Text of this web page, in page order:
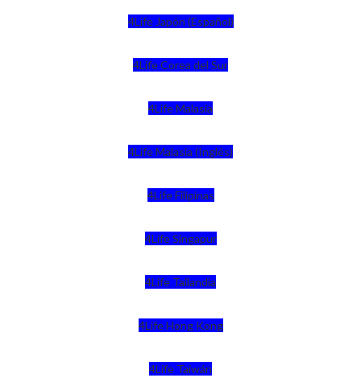
4Life Japón (Español)
4Life Corea del Sur
4Life Malasia
4Life Malasia (Inglés)
4Life Filipinas
4Life Singapur
4Life Tailandia
4Life Hong Kong
4Life Taiwán